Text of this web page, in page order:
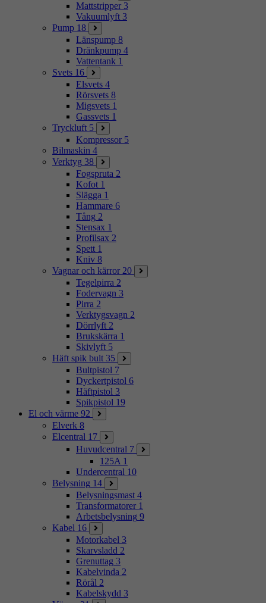
Mattstripper 3
Vakuumlyft 3
Pump 18
Länspump 8
Dränkpump 4
Vattentank 1
Svets 16
Elsvets 4
Rörsvets 8
Migsvets 1
Gassvets 1
Tryckluft 5
Kompressor 5
Bilmaskin 4
Verktyg 38
Fogspruta 2
Kofot 1
Slägga 1
Hammare 6
Tång 2
Stensax 1
Profilsax 2
Spett 1
Kniv 8
Vagnar och kärror 20
Tegelpirra 2
Fodervagn 3
Pirra 2
Verktygsvagn 2
Dörrlyft 2
Brukskärra 1
Skivlyft 5
Häft spik bult 35
Bultpistol 7
Dyckertpistol 6
Häftpistol 3
Spikpistol 19
El och värme 92
Elverk 8
Elcentral 17
Huvudcentral 7
125A 1
Undercentral 10
Belysning 14
Belysningsmast 4
Transformatorer 1
Arbetsbelysning 9
Kabel 16
Motorkabel 3
Skarvsladd 2
Grenuttag 3
Kabelvinda 2
Rörål 2
Kabelskydd 3